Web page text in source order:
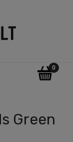
Green